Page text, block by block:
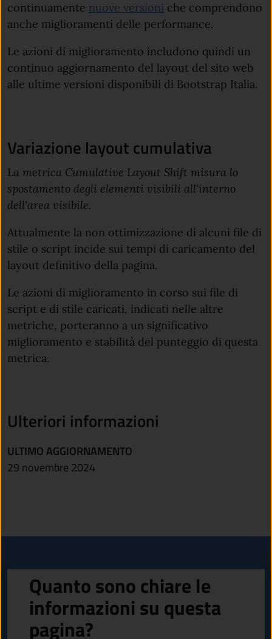
continuamente nuove versioni che comprendono
anche miglioramenti delle performance.
Le azioni di miglioramento includono quindi un
continuo aggiornamento del layout del sito web
alle ultime versioni disponibili di Bootstrap Italia.
Variazione layout cumulativa
La metrica Cumulative Layout Shift misura lo
spostamento degli elementi visibili all'interno
dell'area visibile.
Attualmente la non ottimizzazione di alcuni file di
stile o script incide sui tempi di caricamento del
layout definitivo della pagina.
Le azioni di miglioramento in corso sui file di
script e di stile caricati, indicati nelle altre
metriche, porteranno a un significativo
miglioramento e stabilità del punteggio di questa
metrica.
Ulteriori informazioni
ULTIMO AGGIORNAMENTO
29 novembre 2024
Quanto sono chiare le
informazioni su questa
pagina?